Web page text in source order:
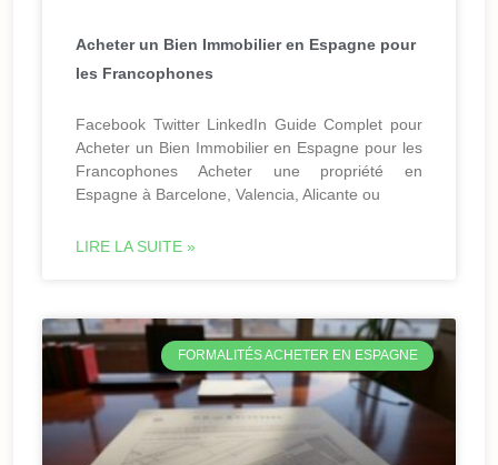
Acheter un Bien Immobilier en Espagne pour
les Francophones
Facebook Twitter LinkedIn Guide Complet pour
Acheter un Bien Immobilier en Espagne pour les
Francophones Acheter une propriété en
Espagne à Barcelone, Valencia, Alicante ou
LIRE LA SUITE »
FORMALITÉS ACHETER EN ESPAGNE